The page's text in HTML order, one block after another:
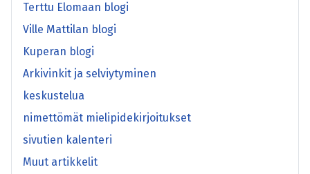
Terttu Elomaan blogi
Ville Mattilan blogi
Kuperan blogi
Arkivinkit ja selviytyminen
keskustelua
nimettömät mielipidekirjoitukset
sivutien kalenteri
Muut artikkelit